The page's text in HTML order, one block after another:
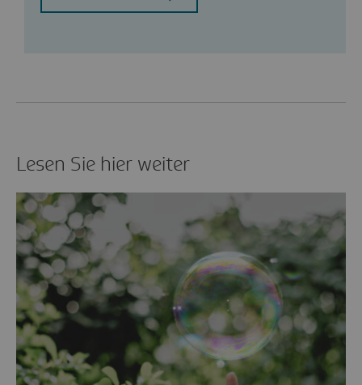
Lesen Sie hier weiter